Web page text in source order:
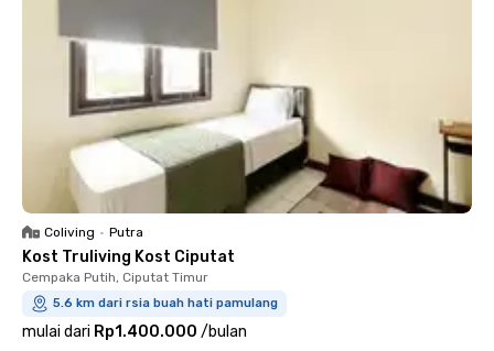
Coliving • Putra
Kost Truliving Kost Ciputat
Cempaka Putih, Ciputat Timur
5.6 km dari rsia buah hati pamulang
mulai dari Rp1.400.000 /bulan